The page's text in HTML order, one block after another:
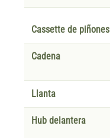
Cassette de piñones
Cadena
Llanta
Hub delantera